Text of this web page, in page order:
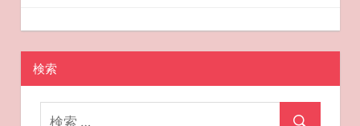
シ
ョ
ン
2025-05-22
miyu
おすすめ美容
検索